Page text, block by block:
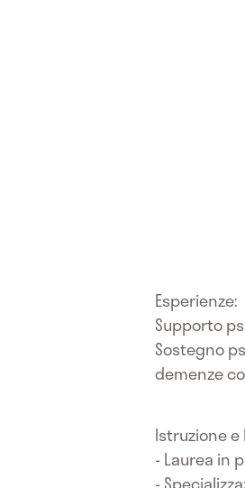
Esperienze:
Supporto
Sostegno
demenze
Istruzione e
- Laurea in